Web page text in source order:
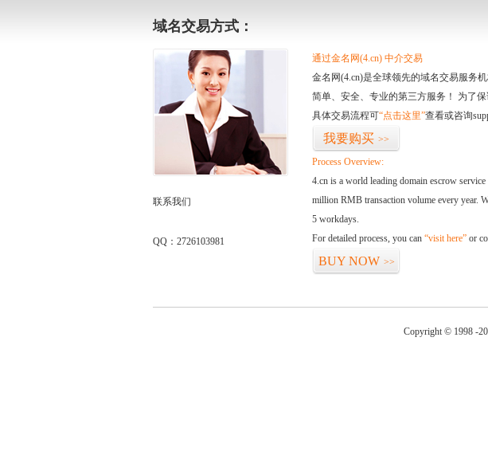
域名交易方式：
联系我们
QQ：2726103981
通过金名网(4.cn) 中介交易
金名网(4.cn)是全球领先的域名交易服务
简单、安全、专业的第三方服务！ 为了
具体交易流程可“点击这里”查看或咨询
我要购买 >>
Process Overview:
4.cn is a world leading domain escrow
million RMB transaction volume every year.
5 workdays.
For detailed process, you can “visit here” or
BUY NOW >>
Copyright © 1998 -